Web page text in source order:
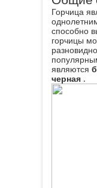
Горчица
способно
горчицы
являются
черная.